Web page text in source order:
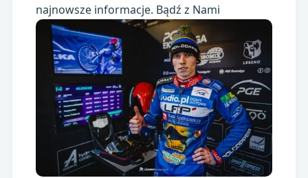
najnowsze informacje. Bądź z Nami